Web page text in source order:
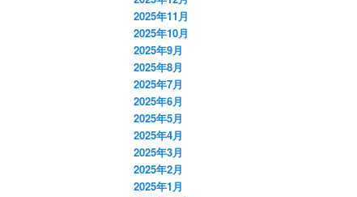
2025年11月
2025年10月
2025年9月
2025年8月
2025年7月
2025年6月
2025年5月
2025年4月
2025年3月
2025年2月
2025年1月